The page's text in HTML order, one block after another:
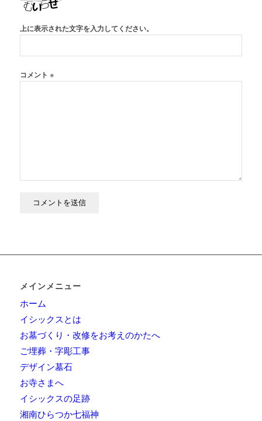
上に表示された文字を入力してください。
コメント ※
メインメニュー
ホーム
イシックスとは
お墓づくり・改修をお考えのかたへ
ご埋葬・字彫工事
デザイン墓石
お寺さまへ
イシックスの足跡
湘南ひらつか七福神